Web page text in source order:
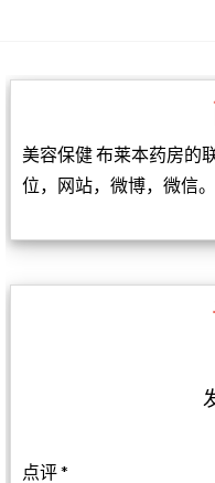
美容保健 布莱本药房的
位，网站，微博，微信。
点评*